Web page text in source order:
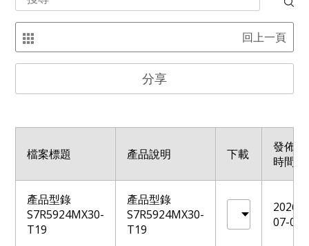
回上一頁
分享
檔案標題 產品說明 下載
發佈
時間
產品型錄
S7R5924MX30-
T19
產品型錄
S7R5924MX30-
T19
2026-
07-06